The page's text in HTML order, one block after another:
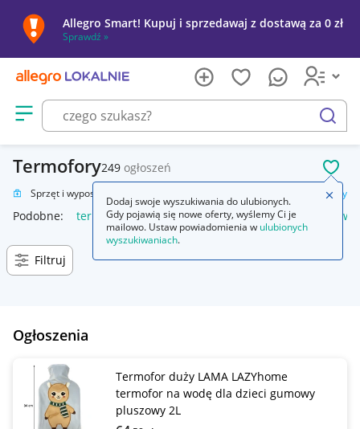
Allegro Smart! Kupuj i sprzedawaj z dostawą za 0 zł
Sprawdź »
Otwórz menu z kategoriami
szukaj
Termofory249 ogłoszeń
Sprzęt i wyposażenie medyczne Termofory
Podobne: termofor termofor z pestek wiśni termofor na
Filtruj
Ogłoszenia
Termofor duży LAMA LAZYhome
termofor na wodę dla dzieci gumowy
pluszowy 2L
Dodaj swoje wyszukiwania do ulubionych.
Gdy pojawią się nowe oferty, wyślemy Ci je
mailowo. Ustaw powiadomienia w ulubionych
wyszukiwaniach.